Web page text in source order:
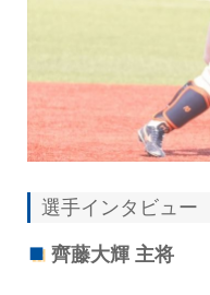
選手インタビュー
齊藤大輝 主将